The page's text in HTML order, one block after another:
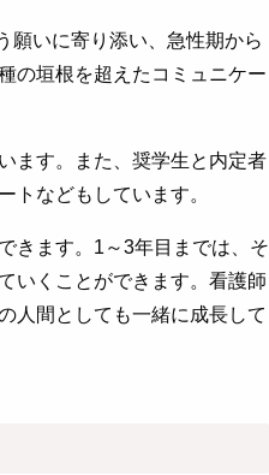
願いに寄り添い、急性期から
の垣根を超えたコミュニケー
ます。また、奨学生と内定者
トなどもしています。
きます。1～3年目までは、そ
いくことができます。看護師
人間としても一緒に成長して